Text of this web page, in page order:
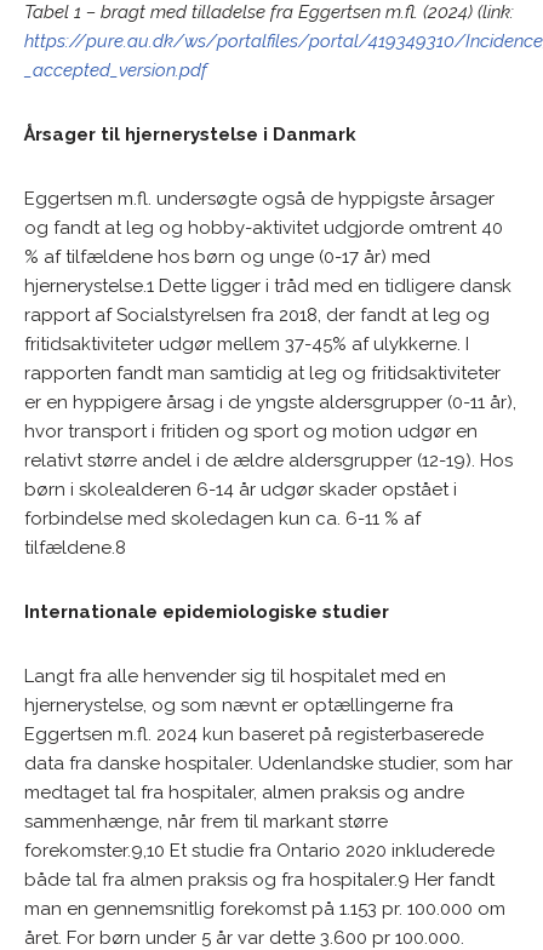
Tabel 1 – bragt med tilladelse fra Eggertsen m.fl. (2024) (link:
https://pure.au.dk/ws/portalfiles/portal/419349310/
_accepted_version.pdf
Årsager til hjernerystelse i Danmark
Eggertsen m.fl. undersøgte også de hyppigste årsager
og fandt at leg og hobby-aktivitet udgjorde omtrent 40
% af tilfældene hos børn og unge (0-17 år) med
hjernerystelse.1 Dette ligger i tråd med en tidligere dansk
rapport af Socialstyrelsen fra 2018, der fandt at leg og
fritidsaktiviteter udgør mellem 37-45% af ulykkerne. I
rapporten fandt man samtidig at leg og fritidsaktiviteter
er en hyppigere årsag i de yngste aldersgrupper (0-11 år),
hvor transport i fritiden og sport og motion udgør en
relativt større andel i de ældre aldersgrupper (12-19). Hos
børn i skolealderen 6-14 år udgør skader opstået i
forbindelse med skoledagen kun ca. 6-11 % af
tilfældene.8
Internationale epidemiologiske studier
Langt fra alle henvender sig til hospitalet med en
hjernerystelse, og som nævnt er optællingerne fra
Eggertsen m.fl. 2024 kun baseret på registerbaserede
data fra danske hospitaler. Udenlandske studier, som har
medtaget tal fra hospitaler, almen praksis og andre
sammenhænge, når frem til markant større
forekomster.9,10 Et studie fra Ontario 2020 inkluderede
både tal fra almen praksis og fra hospitaler.9 Her fandt
man en gennemsnitlig forekomst på 1.153 pr. 100.000 om
året. For børn under 5 år var dette 3.600 pr 100.000.